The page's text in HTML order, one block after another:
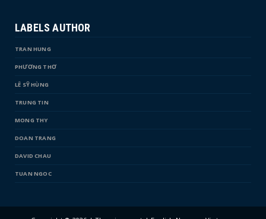
LABELS AUTHOR
TRAN HUNG
PHƯƠNG THƠ
LÊ SỸ HÙNG
TRUNG TIN
MONG THY
DOAN TRANG
DAVID CHAU
TUAN NGOC